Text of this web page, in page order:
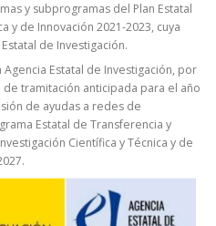
y subprogramas del Plan Estatal
y de Innovación 2021-2023, cuya
de Investigación.
Estatal de Investigación, por
tramitación anticipada para el año
de ayudas a redes de
Estatal de Transferencia y
Científica y Técnica y de